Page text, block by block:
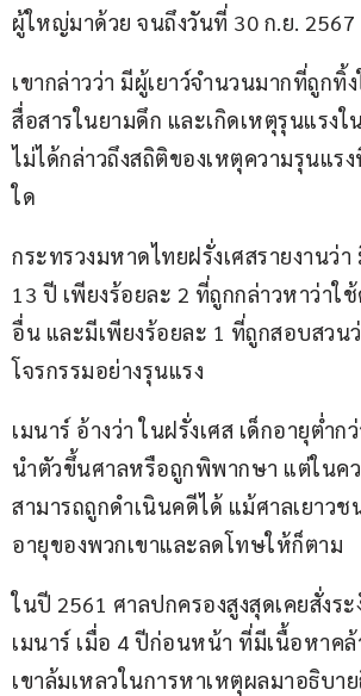
ผู้ใหญ่มาด้วย จนถึงวันที่ 30 ก.ย. 2567
เขากล่าวว่า มีผู้เยาว์จำนวนมากที่ถูกทิ้
สื่อสารในยามดึก และเกิดเหตุรุนแรงใ
ไม่ได้กล่าวถึงสถิติของเหตุความรุนแร
ใด
กระทรวงมหาดไทยฝรั่งเศสรายงานว่า
13 ปี เพียงร้อยละ 2 ที่ถูกกล่าวหาว่าใ
อื่น และมีเพียงร้อยละ 1 ที่ถูกสอบสวน
โจรกรรมอย่างรุนแรง
เมนาร์ อ้างว่า ในฝรั่งเศส เด็กอายุต่ำก
นำตัวขึ้นศาลหรือถูกพิพากษา แต่ในคว
สามารถถูกดำเนินคดีได้ แม้ศาลเยาว
อายุของพวกเขาและลดโทษให้ก็ตาม
ในปี 2561 ศาลปกครองสูงสุดเคยสั่งร
เมนาร์ เมื่อ 4 ปีก่อนหน้า ที่มีเนื้อหาคล้
เขาล้มเหลวในการหาเหตุผลมาอธิบาย